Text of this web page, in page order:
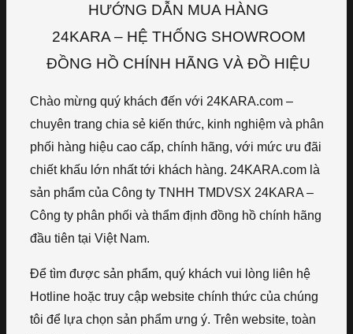
HƯỚNG DẪN MUA HÀNG
24KARA – HỆ THỐNG SHOWROOM
ĐỒNG HỒ CHÍNH HÃNG VÀ ĐỒ HIỆU
Chào mừng quý khách đến với 24KARA.com –
chuyên trang chia sẻ kiến thức, kinh nghiệm và phân
phối hàng hiệu cao cấp, chính hãng, với mức ưu đãi
chiết khấu lớn nhất tới khách hàng. 24KARA.com là
sản phẩm của Công ty TNHH TMDVSX 24KARA –
Công ty phân phối và thẩm định đồng hồ chính hãng
đầu tiên tại Việt Nam.
Để tìm được sản phẩm, quý khách vui lòng liên hệ
Hotline hoặc truy cập website chính thức của chúng
tôi để lựa chọn sản phẩm ưng ý. Trên website, toàn